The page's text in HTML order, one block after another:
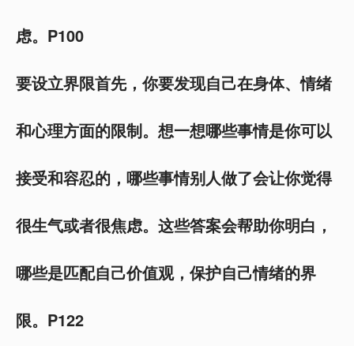
虑。P100
要设立界限首先，你要发现自己在身体、情绪
和心理方面的限制。想一想哪些事情是你可以
接受和容忍的，哪些事情别人做了会让你觉得
很生气或者很焦虑。这些答案会帮助你明白，
哪些是匹配自己价值观，保护自己情绪的界
限。P122